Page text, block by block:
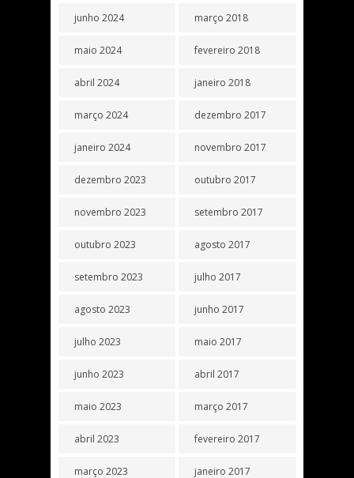
junho 2024
maio 2024
abril 2024
março 2024
janeiro 2024
dezembro 2023
novembro 2023
outubro 2023
setembro 2023
agosto 2023
julho 2023
junho 2023
maio 2023
abril 2023
março 2023
março 2018
fevereiro 2018
janeiro 2018
dezembro 2017
novembro 2017
outubro 2017
setembro 2017
agosto 2017
julho 2017
junho 2017
maio 2017
abril 2017
março 2017
fevereiro 2017
janeiro 2017